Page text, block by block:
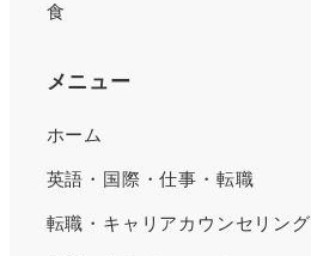
食
メニュー
ホーム
英語・国際・仕事・転職
転職・キャリアカウンセリング